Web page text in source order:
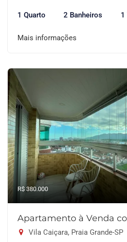
1 Quarto 2 Banheiros 1
Mais informações
R$ 380.000
Apartamento à Venda
Vila Caiçara, Praia Grande-SP